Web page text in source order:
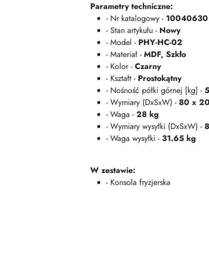
Parametry techniczne:
- Nr katalogowy - 10040630
- Stan artykułu - Nowy
- Model - PHY-HC-02
- Materiał -MDF, Szkło
- Kolor -Czarny
- Kształt - Prostokątny
- Nośność półki górnej [kg] -5
- Wymiary (DxSxW) -80 x
- Waga -28 kg
- Wymiary wysyłki (DxSxW) -
- Waga wysyłki -31.65 kg
W zestawie:
- Konsola fryzjerska